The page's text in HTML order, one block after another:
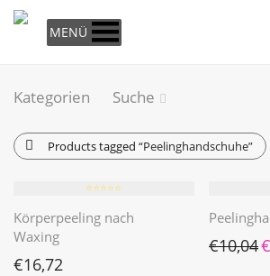
MENÜ
Kategorien Suche
Products tagged “Peelinghandschuhe”
⭐️⭐️⭐️⭐️⭐️
Körperpeeling nach
Waxing
€16,72
€10,04€